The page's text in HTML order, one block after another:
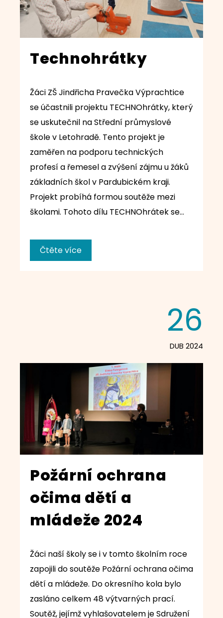
Technohrátky
Žáci ZŠ Jindřicha Pravečka Výprachtice
se účastnili projektu TECHNOhrátky, který
se uskutečnil na Střední průmyslové
škole v Letohradě. Tento projekt je
zaměřen na podporu technických
profesí a řemesel a zvýšení zájmu u žáků
základních škol v Pardubickém kraji.
Projekt probíhá formou soutěže mezi
školami. Tohoto dílu TECHNOhrátek se…
Čtěte více
26
DUB 2024
Požární ochrana
očima dětí a
mládeže 2024
Žáci naší školy se i v tomto školním roce
zapojili do soutěže Požární ochrana očima
dětí a mládeže. Do okresního kola bylo
zasláno celkem 48 výtvarných prací.
Soutěž, jejímž vyhlašovatelem je Sdružení